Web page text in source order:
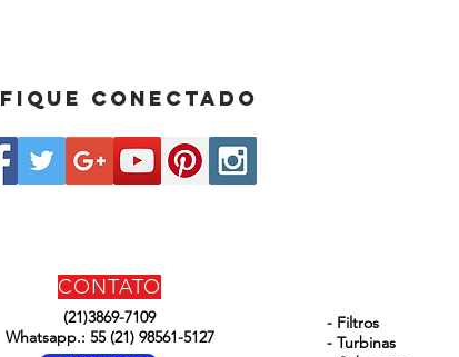
Fique conectado
CONTATO
(21)3869-7109
Whatsapp.: 55 (21) 98561-5127
- Filtros
- Turbinas